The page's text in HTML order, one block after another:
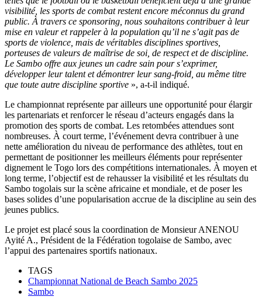
visibilité, les sports de combat restent encore méconnus du grand
public. À travers ce sponsoring, nous souhaitons contribuer à leur
mise en valeur et rappeler à la population qu’il ne s’agit pas de
sports de violence, mais de véritables disciplines sportives,
porteuses de valeurs de maîtrise de soi, de respect et de discipline.
Le Sambo offre aux jeunes un cadre sain pour s’exprimer,
développer leur talent et démontrer leur sang-froid, au même titre
que toute autre discipline sportive », a-t-il indiqué.
Le championnat représente par ailleurs une opportunité pour élargir
les partenariats et renforcer le réseau d’acteurs engagés dans la
promotion des sports de combat. Les retombées attendues sont
nombreuses. À court terme, l’événement devra contribuer à une
nette amélioration du niveau de performance des athlètes, tout en
permettant de positionner les meilleurs éléments pour représenter
dignement le Togo lors des compétitions internationales. À moyen et
long terme, l’objectif est de rehausser la visibilité et les résultats du
Sambo togolais sur la scène africaine et mondiale, et de poser les
bases solides d’une popularisation accrue de la discipline au sein des
jeunes publics.
Le projet est placé sous la coordination de Monsieur ANENOU
Ayité A., Président de la Fédération togolaise de Sambo, avec
l’appui des partenaires sportifs nationaux.
TAGS
Championnat National de Beach Sambo 2025
Sambo